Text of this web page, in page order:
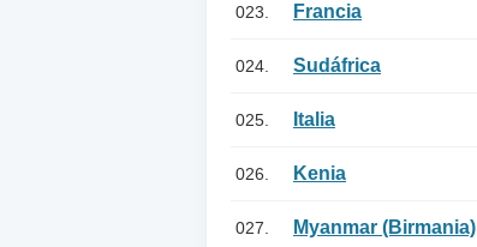
023. Francia
024. Sudáfrica
025. Italia
026. Kenia
027. Myanmar (Birmania)